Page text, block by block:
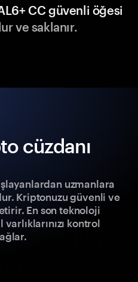
CC güvenli öğesi
ve saklanır.
cüzdanı
uzmanlara
Kriptonuzu güvenli ve
En son teknoloji
kontrol